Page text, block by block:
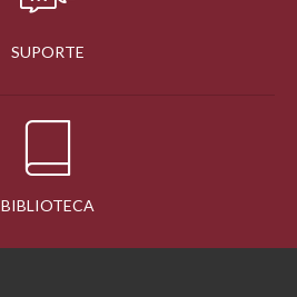
SUPORTE
BIBLIOTECA